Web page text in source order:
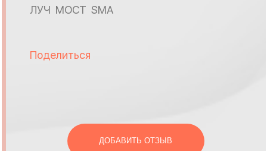
ЛУЧ МОСТ SMA
Поделиться
ДОБАВИТЬ ОТЗЫВ